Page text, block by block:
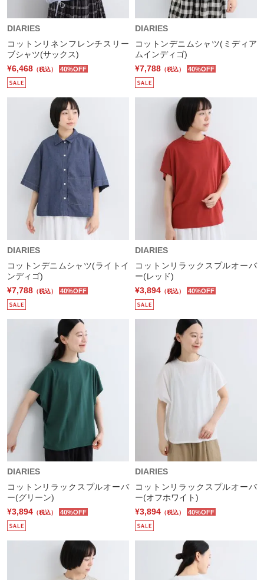
DIARIES
コットンリネンフレンチスリー
ブシャツ(サックス)
¥6,468 （税込） 40%OFF
DIARIES
コットンデニムシャツ(ミディア
ムインディゴ)
¥7,788 （税込） 40%OFF
DIARIES
コットンデニムシャツ(ライトイ
ンディゴ)
¥7,788 （税込） 40%OFF
DIARIES
コットンリラックスプルオーバ
ー(レッド)
¥3,894 （税込） 40%OFF
DIARIES
コットンリラックスプルオーバ
ー(グリーン)
¥3,894 （税込） 40%OFF
DIARIES
コットンリラックスプルオーバ
ー(オフホワイト)
¥3,894 （税込） 40%OFF